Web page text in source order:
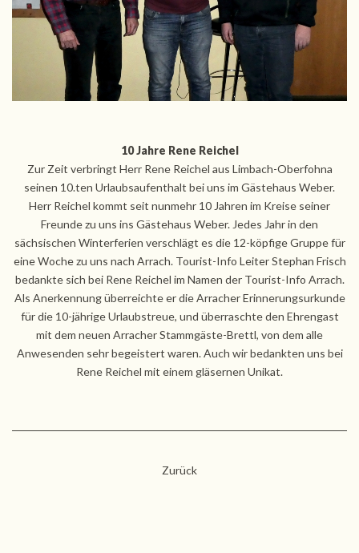
10 Jahre Rene Reichel
Zur Zeit verbringt Herr Rene Reichel aus Limbach-Oberfohna
seinen 10.ten Urlaubsaufenthalt bei uns im Gästehaus Weber.
Herr Reichel kommt seit nunmehr 10 Jahren im Kreise seiner
Freunde zu uns ins Gästehaus Weber. Jedes Jahr in den
sächsischen Winterferien verschlägt es die 12-köpfige Gruppe für
eine Woche zu uns nach Arrach. Tourist-Info Leiter Stephan Frisch
bedankte sich bei Rene Reichel im Namen der Tourist-Info Arrach.
Als Anerkennung überreichte er die Arracher Erinnerungsurkunde
für die 10-jährige Urlaubstreue, und überraschte den Ehrengast
mit dem neuen Arracher Stammgäste-Brettl, von dem alle
Anwesenden sehr begeistert waren. Auch wir bedankten uns bei
Rene Reichel mit einem gläsernen Unikat.
Zurück